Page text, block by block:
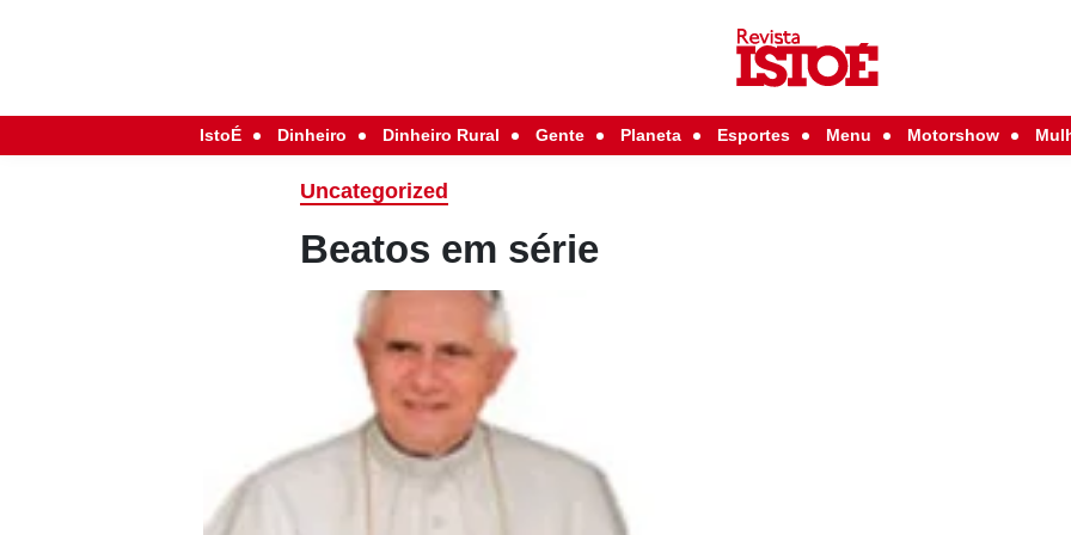
IstoÉ Dinheiro Dinheiro Rural Gente Planeta Esportes Menu Motorshow
Uncategorized
Beatos em série